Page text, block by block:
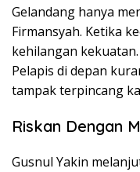
Gelandang hanya
Firmansyah. Ketika
kehilangan
Pelapis di depan
tampak terpincang
Riskan Dengan
Gusnul Yakin